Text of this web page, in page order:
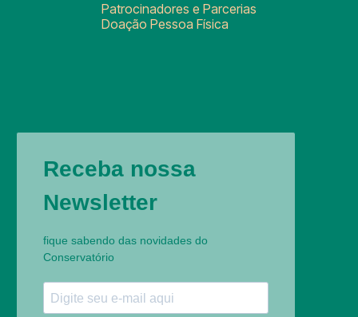
Patrocinadores e Parcerias
Doação Pessoa Física